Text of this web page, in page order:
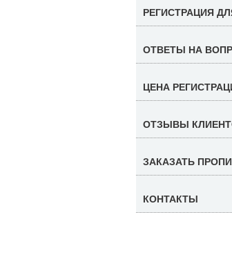
РЕГИСТРАЦИЯ
ОТВЕТЫ НА
ЦЕНА
ОТЗЫВЫ
ЗАКАЗАТЬ
КОНТАКТЫ